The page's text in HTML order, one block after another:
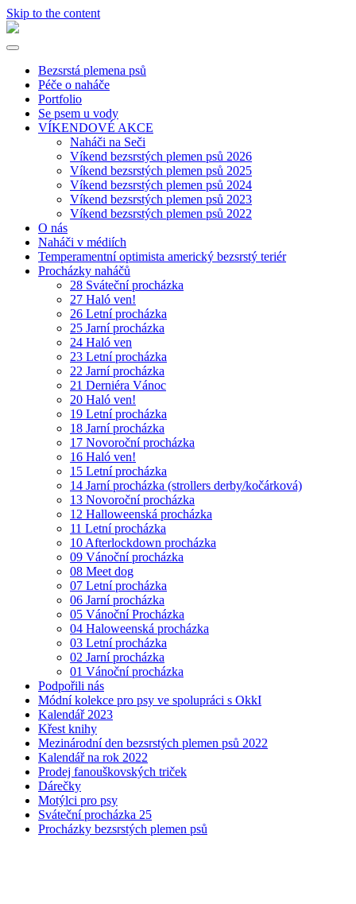
Skip to the content
ilovenaked.cz
Toggle
Bezsrstá plemena psů
Péče o naháče
Portfolio
Se psem u vody
VÍKENDOVÉ AKCE
Naháči na Seči
Víkend bezsrstých plemen psů 2026
Víkend bezsrstých plemen psů 2025
Víkend bezsrstých plemen psů 2024
Víkend bezsrstých plemen psů 2023
Víkend bezsrstých plemen psů 2022
O nás
Naháči v médiích
Temperamentní optimista americký bezsrstý teriér
Procházky naháčů
28 Sváteční procházka
27 Haló ven!
26 Letní procházka
25 Jarní procházka
24 Haló ven
23 Letní procházka
22 Jarní procházka
21 Derniéra Vánoc
20 Haló ven!
19 Letní procházka
18 Jarní procházka
17 Novoroční procházka
16 Haló ven!
15 Letní procházka
14 Jarní procházka (strollers derby/kočárková)
13 Novoroční procházka
12 Halloweenská procházka
11 Letní procházka
10 Afterlockdown procházka
09 Vánoční procházka
08 Meet dog
07 Letní procházka
06 Jarní procházka
05 Vánoční Procházka
04 Haloweenská procházka
03 Letní procházka
02 Jarní procházka
01 Vánoční procházka
Podpořili nás
Módní kolekce pro psy ve spolupráci s OkkI
Kalendář 2023
Křest knihy
Mezinárodní den bezsrstých plemen psů 2022
Kalendář na rok 2022
Prodej fanouškovských triček
Dárečky
Motýlci pro psy
Sváteční procházka 25
Procházky bezsrstých plemen psů